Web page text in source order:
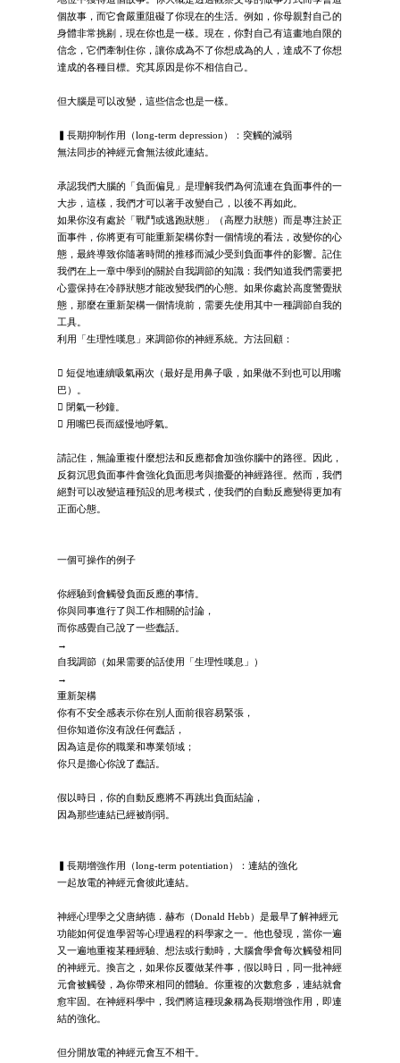
個故事，而它會嚴重阻礙了你現在的生活。例如，你母親對自己的
身體非常挑剔，現在你也是一樣。現在，你對自己有這畫地自限的
信念，它們牽制住你，讓你成為不了你想成為的人，達成不了你想
達成的各種目標。究其原因是你不相信自己。
但大腦是可以改變，這些信念也是一樣。
▍長期抑制作用（long-term depression）：突觸的減弱
無法同步的神經元會無法彼此連結。
承認我們大腦的「負面偏見」是理解我們為何流連在負面事件的一
大步，這樣，我們才可以著手改變自己，以後不再如此。
如果你沒有處於「戰鬥或逃跑狀態」（高壓力狀態）而是專注於正
面事件，你將更有可能重新架構你對一個情境的看法，改變你的心
態，最終導致你隨著時間的推移而減少受到負面事件的影響。記住
我們在上一章中學到的關於自我調節的知識：我們知道我們需要把
心靈保持在冷靜狀態才能改變我們的心態。如果你處於高度警覺狀
態，那麼在重新架構一個情境前，需要先使用其中一種調節自我的
工具。
利用「生理性嘆息」來調節你的神經系統。方法回顧：
 短促地連續吸氣兩次（最好是用鼻子吸，如果做不到也可以用嘴
巴）。
 閉氣一秒鐘。
 用嘴巴長而緩慢地呼氣。
請記住，無論重複什麼想法和反應都會加強你腦中的路徑。因此，
反芻沉思負面事件會強化負面思考與擔憂的神經路徑。然而，我們
絕對可以改變這種預設的思考模式，使我們的自動反應變得更加有
正面心態。
一個可操作的例子
你經驗到會觸發負面反應的事情。
你與同事進行了與工作相關的討論，
而你感覺自己說了一些蠢話。
→
自我調節（如果需要的話使用「生理性嘆息」）
→
重新架構
你有不安全感表示你在別人面前很容易緊張，
但你知道你沒有說任何蠢話，
因為這是你的職業和專業領域；
你只是擔心你說了蠢話。
假以時日，你的自動反應將不再跳出負面結論，
因為那些連結已經被削弱。
▍長期增強作用（long-term potentiation）：連結的強化
一起放電的神經元會彼此連結。
神經心理學之父唐納德．赫布（Donald Hebb）是最早了解神經元
功能如何促進學習等心理過程的科學家之一。他也發現，當你一遍
又一遍地重複某種經驗、想法或行動時，大腦會學會每次觸發相同
的神經元。換言之，如果你反覆做某件事，假以時日，同一批神經
元會被觸發，為你帶來相同的體驗。你重複的次數愈多，連結就會
愈牢固。在神經科學中，我們將這種現象稱為長期增強作用，即連
結的強化。
但分開放電的神經元會互不相干。